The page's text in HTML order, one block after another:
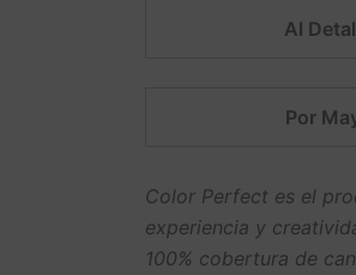
Al
Por
Color Perfect es el
experiencia y
100% cobertura de